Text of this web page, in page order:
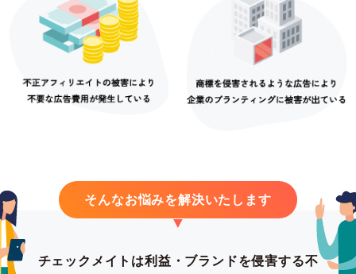
そんなお悩みを解決いたします
チェックメイトは利益・ブランドを侵害する不